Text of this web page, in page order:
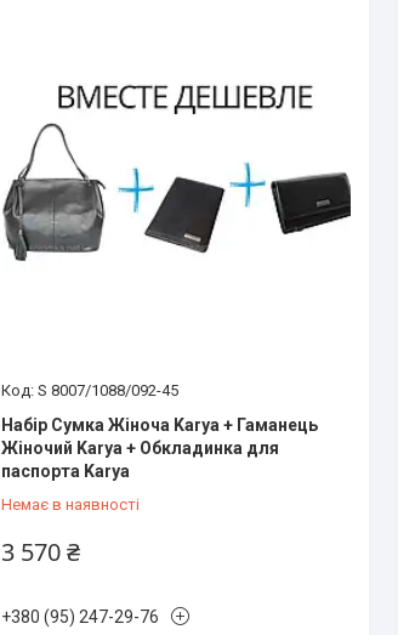
S 8007/1088/092-45
Набір Сумка Жіноча Karya + Гаманець
Жіночий Karya + Обкладинка для
паспорта Karya
Немає в наявності
3 570 ₴
+380 (95) 247-29-76